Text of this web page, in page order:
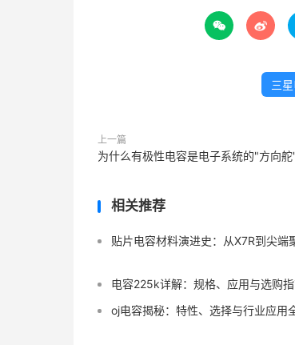
 
三
上一篇
为什么有极性电容是电子系统的"方向舵"
相关推荐
贴片电容材料演进史：从X7R到尖端
电容225k详解：规格、应用与选购
oj电容揭秘：特性、选择与行业应用